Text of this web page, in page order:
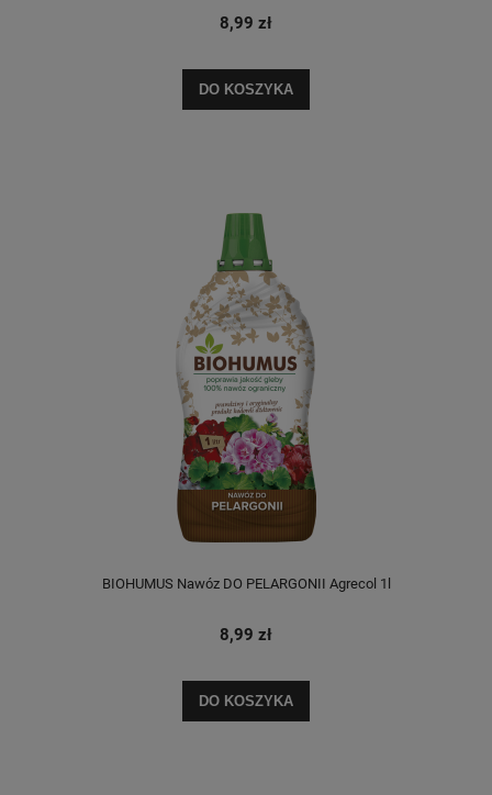
8,99 zł
DO KOSZYKA
BIOHUMUS Nawóz DO PELARGONII Agrecol 1l
8,99 zł
DO KOSZYKA